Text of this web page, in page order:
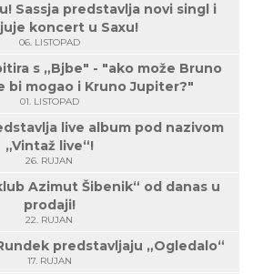
Sassja predstavlja novi singl i
koncert u Saxu!
06. LISTOPAD
s „Bjbe" - "ako može Bruno
bi mogao i Kruno Jupiter?"
01. LISTOPAD
live album pod nazivom
„Vintaž live“!
26. RUJAN
Azimut Šibenik“ od danas u
prodaji!
22. RUJAN
predstavljaju „Ogledalo“
17. RUJAN